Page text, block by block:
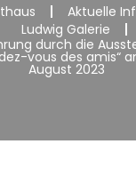
Aktuelle
Ludwig Galerie
durch die
vous des amis“
August 2023